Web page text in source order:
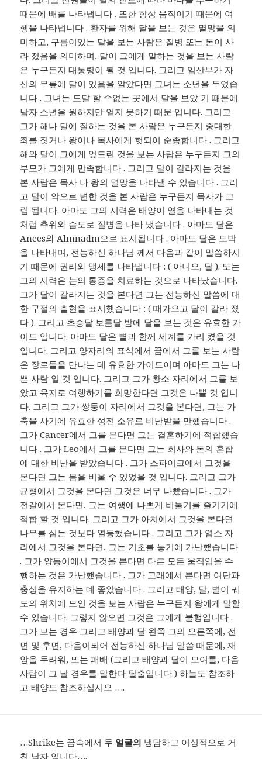
때문에 배를 나타냅니다 . 또한 항상 움직이기 때문에 여
행을 나타냅니다 . 환자를 위해 달을 보는 것은 멸망을 의
미하고, 구름이있는 달을 보는 사람은 질병 또는 돈이 사
라 졌음을 의미하며, 달이 그에게 말하는 것을 보는 사람
은 누구든지 대통령이 될 것 입니다. 그리고 임산부가 자
신의 무릎에 달이 있음을 알았다면 그녀는 소년을 두었습
니다 . 그녀는 도달 할 수없는 곳에서 달을 보았 기 때문에
남자 소년을 원하지만 얻지 못하기 때문 입니다. 그리고
그가 해나 달에 절하는 것을 본 사람은 누구든지 중대한
죄를 짓거나 왕이나 목사에게 헛되이 순종합니다 . 그리고
해와 달이 그에게 엎드린 것을 보는 사람은 누구든지 그의
부모가 그에게 만족합니다 . 그리고 달이 갈라지는 것을
본 사람은 목사 나 왕의 멸망을 나타낼 수 있습니다 . 그리
고 달이 악으로 변한 것을 본 사람은 누구든지 목사가 고
립 됩니다. 아마도 그의 시력은 태양이 열을 나타내는 것
처럼 추위와 습도로 질병을 나타 냈습니다 . 아마도 달은
Anees와 Almnadm으로 표시됩니다 . 아마도 달은 도박
을 나타내며, 전능하신 하나님 께서 다음과 같이 말씀하시
기 때문에 권리와 맹세를 나타냅니다 : ( 아니오, 달 ). 또는
그의 시력은 눈의 통증을 치료하는 것으로 나타났습니다.
그가 달이 갈라지는 것을 본다면 그는 전능하신 말씀에 대
한 구절의 출현을 표시했습니다 : ( 때가오고 달이 갈라 졌
다 ). 그리고 초승달 보름달 밤에 달을 보는 것은 유효한 가
이드 입니다. 아마도 달은 별과 함께 세계를 가리 켰을 것
입니다. 그리고 양자리의 표식에서 꿈에서 그를 보는 사람
은 장로들을 만나는 데 유효한 가이드이며 아마도 그는 나
쁜 사람 일 것 입니다. 그리고 그가 황소 자리에서 그를 보
았고 육지로 여행하기를 희망한다면 그것은 나쁠 것 입니
다. 그리고 그가 쌍둥이 자리에서 그것을 본다면, 그는 가
축을 사기에 유효한 성전 소유로 비난받을 만했습니다 .
그가 Cancer에서 그를 본다면 그는 결혼하기에 적합했습
니다 . 그가 Leo에서 그를 본다면 그는 회사와 돈의 혼합
에 대한 비난을 받았습니다 . 그가 스파이크에서 그것을
본다면 그는 몸을 비울 수 있었을 것 입니다. 그리고 그가
균형에서 그것을 본다면 그것은 너무 나빴습니다 . 그가
전갈에서 본다면, 그는 여행에 나쁘게 비둘기를 즐기기에
적합 할 것 입니다. 그리고 그가 아치에서 그것을 본다면
나무를 심는 것보다 열등했습니다 . 그리고 그가 염소 자
리에서 그것을 본다면, 그는 기초를 놓기에 가난했습니다
. 그가 양동이에서 그것을 본다면 다른 모든 움직임을 수
행하는 것은 가난했습니다 . 그가 고래에서 본다면 여단과
충성을 유지하는 데 좋았습니다 . 그리고 태양, 달, 별이 궤
도의 위치에 모인 것을 보는 사람은 누구든지 왕에게 말할
수 있습니다. 그렇지 않으면 그것은 그에게 불행입니다 .
그가 보는 경우 그리고 태양과 달 왼쪽 그의 오른쪽에, 전
면 및 후면, 다음이되어 전능하신 하나님 말씀 때문에, 재
앙을 두려워, 또는 패배 (그리고 태양과 달이 모여를, 다음
사람이 그 날 경우를 말한다 탈출입니다 ) 하늘도 참조하
고 태양도 참조하십시오 ….
…Shrike는 꿈속에서 두 얼굴의 냉담하고 이성적으로 거
친 남자 입니다….